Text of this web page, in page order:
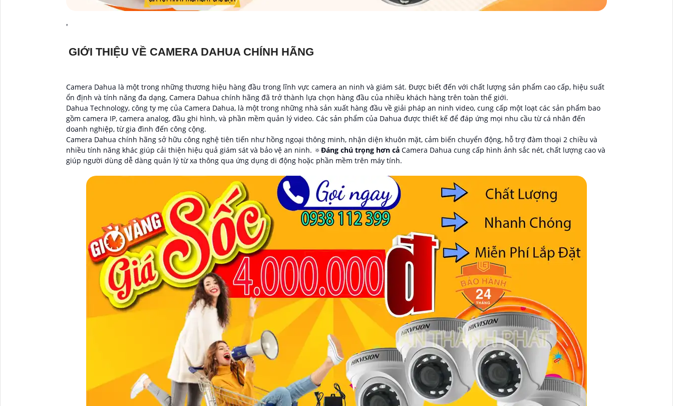
'
GIỚI THIỆU VỀ CAMERA DAHUA CHÍNH HÃNG
Camera Dahua là một trong những thương hiệu hàng đầu trong lĩnh vực camera an ninh và giám sát. Được biết đến với chất lượng sản phẩm cao cấp, hiệu suất
ổn định và tính năng đa dạng, Camera Dahua chính hãng đã trở thành lựa chọn hàng đầu của nhiều khách hàng trên toàn thế giới.
Dahua Technology, công ty mẹ của Camera Dahua, là một trong những nhà sản xuất hàng đầu về giải pháp an ninh video, cung cấp một loạt các sản phẩm bao
gồm camera IP, camera analog, đầu ghi hình, và phần mềm quản lý video. Các sản phẩm của Dahua được thiết kế để đáp ứng mọi nhu cầu từ cá nhân đến
doanh nghiệp, từ gia đình đến công cộng.
Camera Dahua chính hãng sở hữu công nghệ tiên tiến như hồng ngoại thông minh, nhận diện khuôn mặt, cảm biến chuyển động, hỗ trợ đàm thoại 2 chiều và
nhiều tính năng khác giúp cải thiện hiệu quả giám sát và bảo vệ an ninh. 🔅Đáng chú trọng hơn cả Camera Dahua cung cấp hình ảnh sắc nét, chất lượng cao và
giúp người dùng dễ dàng quản lý từ xa thông qua ứng dụng di động hoặc phần mềm trên máy tính.